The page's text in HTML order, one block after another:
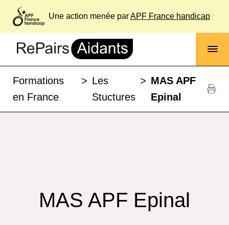
Une action menée parAPF France handicap
Formations
en France
> Les
Stuctures
> MAS APF
Epinal
MAS APF Epinal